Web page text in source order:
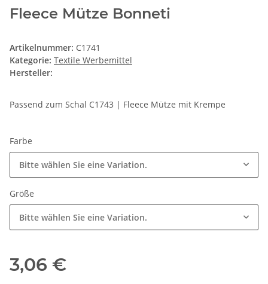
Fleece Mütze Bonneti
Artikelnummer: C1741
Kategorie: Textile Werbemittel
Hersteller:
Passend zum Schal C1743 | Fleece Mütze mit Krempe
Farbe
Bitte wählen Sie eine Variation.
Größe
Bitte wählen Sie eine Variation.
3,06 €